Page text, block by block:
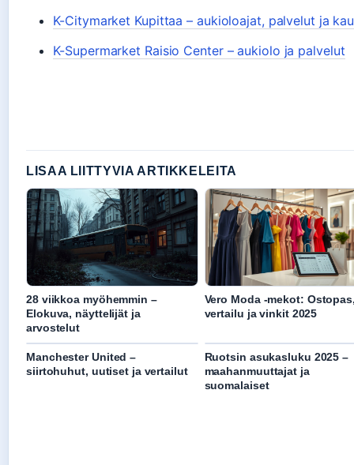
K-Citymarket Kupittaa – aukioloajat, palvelut ja
K-Supermarket Raisio Center – aukiolo ja palvelut
LISAA LIITTYVIA ARTIKKELEITA
28 viikkoa myöhemmin –
Elokuva, näyttelijät ja
arvostelut
Vero Moda -mekot:
vertailu ja vinkit 2025
Manchester United –
siirtohuhut, uutiset ja vertailut
Ruotsin asukasluku 2025 –
maahanmuuttajat ja
suomalaiset